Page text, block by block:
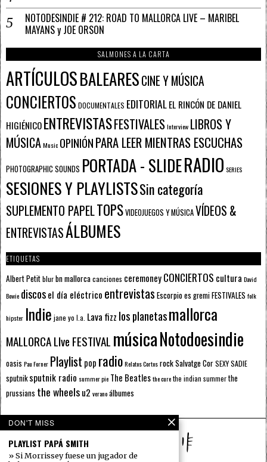
NOTODESINDIE # 212: ROAD TO MALLORCA LIVE – MARIBEL
MAYANS y JOE ORSON
SALMONES A LA CARTA
ARTÍCULOSBALEARESCINE Y MÚSICA
CONCIERTOS DOCUMENTALES EDITORIALEL RINCÓN DE DANIEL
HIGIÉNICOENTREVISTASFESTIVALESInterview LIBROS Y
MÚSICAMusic OPINIÓNPARA LEER MIENTRAS ESCUCHAS
PHOTOGRAPHIC SOUNDS PORTADA - SLIDERADIO SERIES
SESIONES Y PLAYLISTSSin categoría
SUPLEMENTO PAPELTOPSVIDEOJUEGOS Y MÚSICAVÍDEOS &
ENTREVISTASÁLBUMES
ETIQUETAS
Albert Petitblurbn mallorcacanciones ceremoneyCONCIERTOS cultura David
Bowie discosel día eléctrico entrevistas Escorpioes gremiFESTIVALES folk
hipster Indie jane yo l.a. Lava fizz los planetasmallorca
MALLORCA LIve FESTIVAL músicaNotodoesindie
oasis Pau Forner Playlist pop radioRelatos CortosrockSalvatge CorSEXY SADIE
sputnik sputnik radio summer pie The Beatlesthe curethe indian summerthe
prussians the wheelsu2 veranoálbumes
DON'T MISS
PLAYLIST PAPÁ SMITH
» Si Morrissey fuese un jugador de